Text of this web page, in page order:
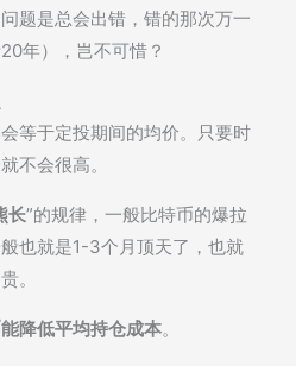
题是总会出错，错的那次万一
年），岂不可惜？
等于定投期间的均价。只要时
不会很高。
长”的规律，一般比特币的爆拉
也就是1-3个月顶天了，也就
。
降低平均持仓成本。